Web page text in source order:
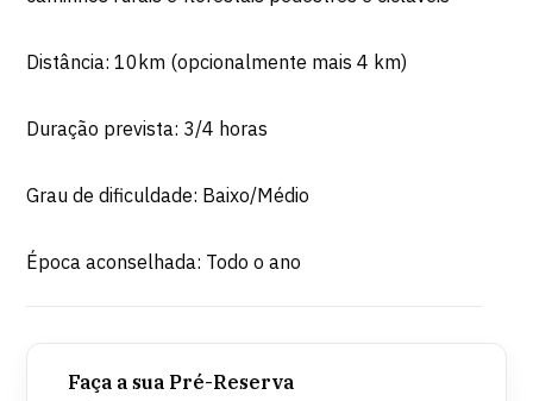
Distância: 10km (opcionalmente mais 4 km)
Duração prevista: 3/4 horas
Grau de dificuldade: Baixo/Médio
Época aconselhada: Todo o ano
Faça a sua Pré-Reserva